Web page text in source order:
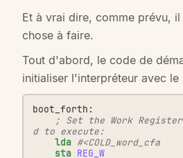
Et à vrai dire, comme prévu,
chose à faire.
Tout d'abord, le code de
initialiser l'interpréteur avec le
boot_forth:
; Set the Work
d to execute:
lda #<COLD_word_cfa
sta REG_W